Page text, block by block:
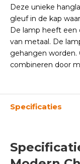
Deze unieke
gleuf in de kap
De lamp heeft een
van metaal. De
gehangen worden.
combineren door
Specificaties